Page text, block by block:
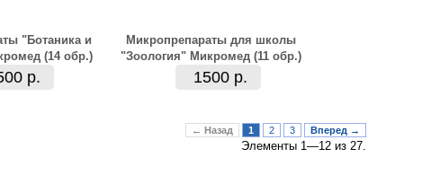
"Ботаника и
(14 обр.)
р.
Микропрепараты для школы
"Зоология" Микромед (11 обр.)
1500 р.
← Назад 1 2 3 Вперед →
Элементы 1—12 из 27.